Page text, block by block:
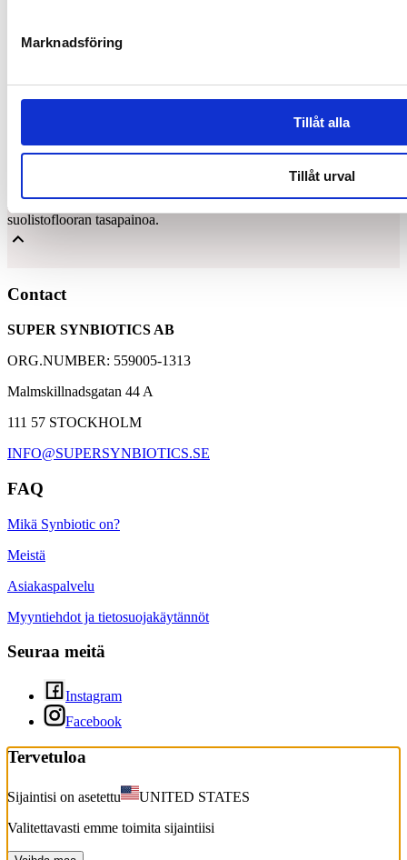
Marknadsföring
Tillåt alla
Tillåt urval
Synbiotic15 Daily
runsaasti maitohappobakteereja ja ravintokuituja, jotka ylläpitävät
suolistoflooran tasapainoa.
4 grammaa gluteenittomia ravintokuituja
Contact
SUPER SYNBIOTICS AB
ORG.NUMBER: 559005-1313
Malmskillnadsgatan 44 A
111 57 STOCKHOLM
INFO@SUPERSYNBIOTICS.SE
FAQ
Mikä Synbiotic on?
Meistä
Asiakaspalvelu
Myyntiehdot ja tietosuojakäytännöt
Seuraa meitä
Instagram
Facebook
Tervetuloa
Sijaintisi on asetettu
UNITED STATES
Valitettavasti emme toimita sijaintiisi